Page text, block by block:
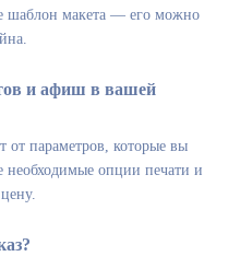
шаблон макета — его можно
и афиш в вашей
от параметров, которые вы
необходимые опции печати и